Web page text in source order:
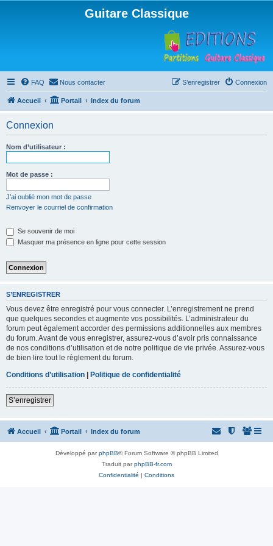
Guitare Classique
FAQ Nous contacter Connexion
S’enregistrer
Accueil Portail Index du forum
Connexion
Nom d’utilisateur :
Mot de passe :
J’ai oublié mon mot de passe
Renvoyer le courriel de confirmation
Se souvenir de moi
Masquer ma présence en ligne pour cette session
S’ENREGISTRER
Vous devez être enregistré pour vous connecter. L’enregistrement ne prend
que quelques secondes et augmente vos possibilités. L’administrateur du
forum peut également accorder des permissions additionnelles aux membres
du forum. Avant de vous enregistrer, assurez-vous d’avoir pris connaissance
de nos conditions d’utilisation et de notre politique de vie privée. Assurez-vous
de bien lire tout le règlement du forum.
Conditions d’utilisation | Politique de confidentialité
S’enregistrer
Accueil Portail Index du forum
Développé parphpBB® Forum Software © phpBB Limited
Traduit parphpBB-fr.com
Confidentialité | Conditions